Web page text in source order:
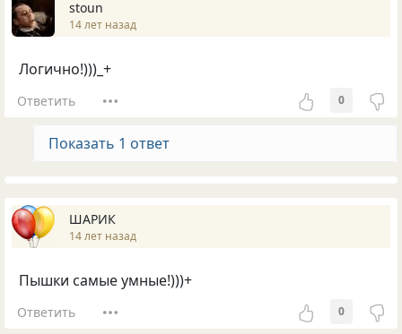
stoun
14 лет назад
Логично!)))_+
Ответить 0
Показать 1 ответ
ШАРИК
14 лет назад
Пышки самые умные!)))+
Ответить 0